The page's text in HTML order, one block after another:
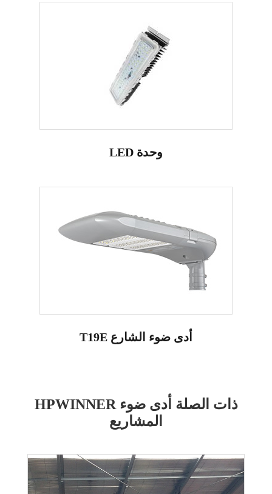
LED وحدة
T19E أدى ضوء الشارع
HPWINNER ذات الصلة أدى ضوء
المشاريع